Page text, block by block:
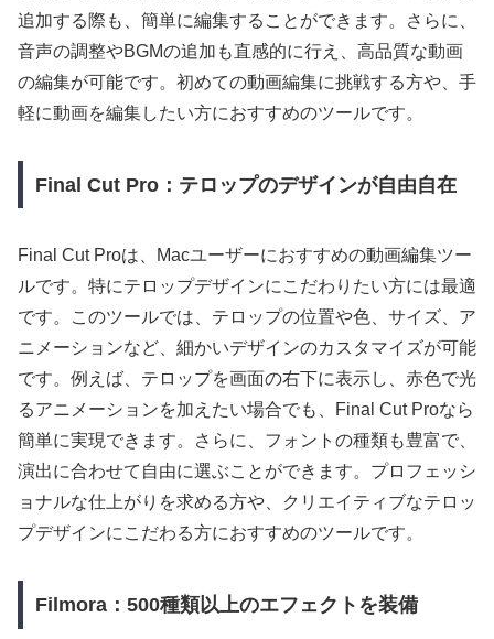
追加する際も、簡単に編集することができます。さらに、
音声の調整やBGMの追加も直感的に行え、高品質な動画
の編集が可能です。初めての動画編集に挑戦する方や、手
軽に動画を編集したい方におすすめのツールです。
Final Cut Pro：テロップのデザインが自由自在
Final Cut Proは、Macユーザーにおすすめの動画編集ツー
ルです。特にテロップデザインにこだわりたい方には最適
です。このツールでは、テロップの位置や色、サイズ、ア
ニメーションなど、細かいデザインのカスタマイズが可能
です。例えば、テロップを画面の右下に表示し、赤色で光
るアニメーションを加えたい場合でも、Final Cut Proなら
簡単に実現できます。さらに、フォントの種類も豊富で、
演出に合わせて自由に選ぶことができます。プロフェッシ
ョナルな仕上がりを求める方や、クリエイティブなテロッ
プデザインにこだわる方におすすめのツールです。
Filmora：500種類以上のエフェクトを装備